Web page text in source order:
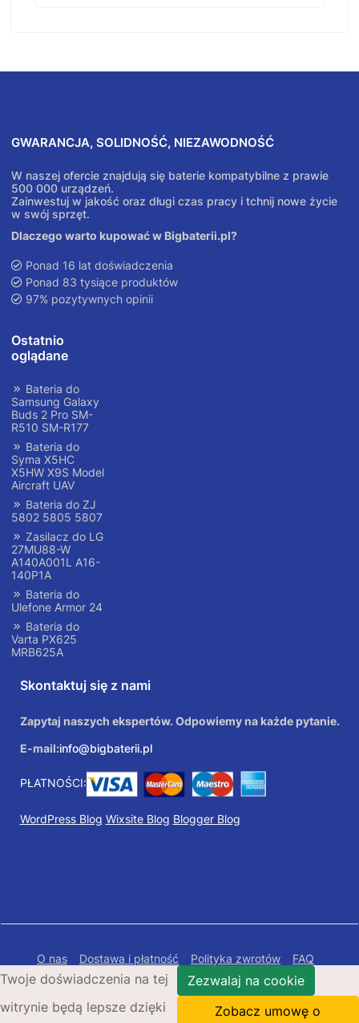
GWARANCJA, SOLIDNOŚĆ, NIEZAWODNOŚĆ
W naszej ofercie znajdują się baterie kompatybilne z prawie
500 000 urządzeń.
Zainwestuj w jakość oraz długi czas pracy i tchnij nowe życie
w swój sprzęt.
Dlaczego warto kupować w Bigbaterii.pl?
Ponad 16 lat doświadczenia
Ponad 83 tysiące produktów
97% pozytywnych opinii
Ostatnio
oglądane
Bateria do
Samsung Galaxy
Buds 2 Pro SM-
R510 SM-R177
Bateria do
Syma X5HC
X5HW X9S Model
Aircraft UAV
Bateria do ZJ
5802 5805 5807
Zasilacz do LG
27MU88-W
A140A001L A16-
140P1A
Bateria do
Ulefone Armor 24
Bateria do
Varta PX625
MRB625A
Skontaktuj się z nami
Zapytaj naszych ekspertów. Odpowiemy na każde pytanie.
E-mail:info@bigbaterii.pl
PŁATNOŚCI:
WordPress Blog Wixsite Blog Blogger Blog
O nas Dostawa i płatność Polityka zwrotów
FAQ
Polityka prywatności
Mapa Strony
Copyright © 2026 Bigbaterii.pl. Wszelkie prawa
zastrzeżone.
Twoje doświadczenia na tej
witrynie będą lepsze dzięki
Zezwalaj na cookie
Zobacz umowę o